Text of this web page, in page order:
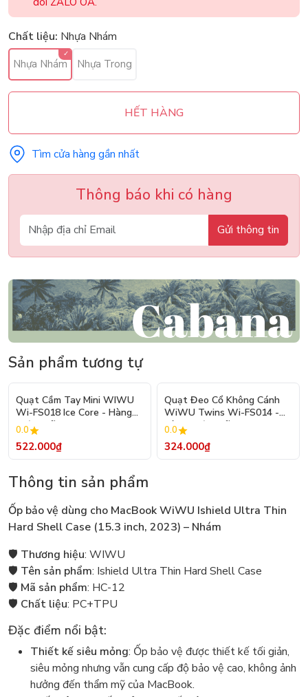
Chất liệu: Nhựa Nhám
Nhựa Nhám Nhựa Trong
HẾT HÀNG
Tìm cửa hàng gần nhất
Thông báo khi có hàng
Gửi thông tin
Sản phẩm tương tự
Quạt Cầm Tay Mini WIWU
Wi-FS018 Ice Core - Hàng
Chính Hãng
0.0
522.000₫
Quạt Đeo Cổ Không Cánh
WiWU Twins Wi-FS014 -
Hàng Chính Hãng
0.0
324.000₫
Thông tin sản phẩm
Ốp bảo vệ dùng cho MacBook WiWU Ishield Ultra Thin
Hard Shell Case (15.3 inch, 2023) – Nhám
🛡️ Thương hiệu: WIWU
🛡️ Tên sản phẩm: Ishield Ultra Thin Hard Shell Case
🛡️ Mã sản phẩm: HC-12
🛡️ Chất liệu: PC+TPU
Đặc điểm nổi bật:
Thiết kế siêu mỏng: Ốp bảo vệ được thiết kế tối giản,
siêu mỏng nhưng vẫn cung cấp độ bảo vệ cao, không ảnh
hưởng đến thẩm mỹ của MacBook.